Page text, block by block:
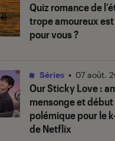
Quiz romance de
trope amoureux
pour vous ?
Our Sticky Love:
mensonge et
polémique pour le
de Netflix
Séries • 07 août.